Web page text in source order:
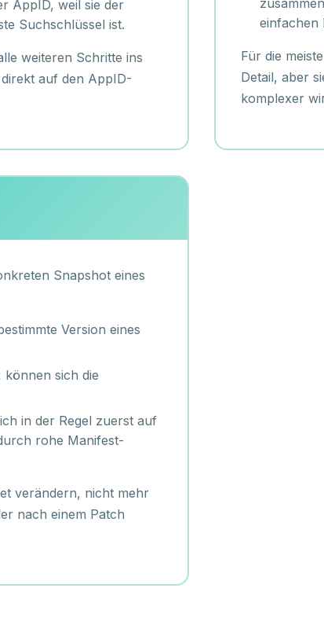
AppID, weil sie der
Suchschlüssel ist.
weiteren Schritte ins
auf den AppID-
einfachen
Für die
Detail, aber
komplexer
Snapshot eines
Version eines
können sich die
in der Regel zuerst auf
rohe Manifest-
verändern, nicht mehr
nach einem Patch